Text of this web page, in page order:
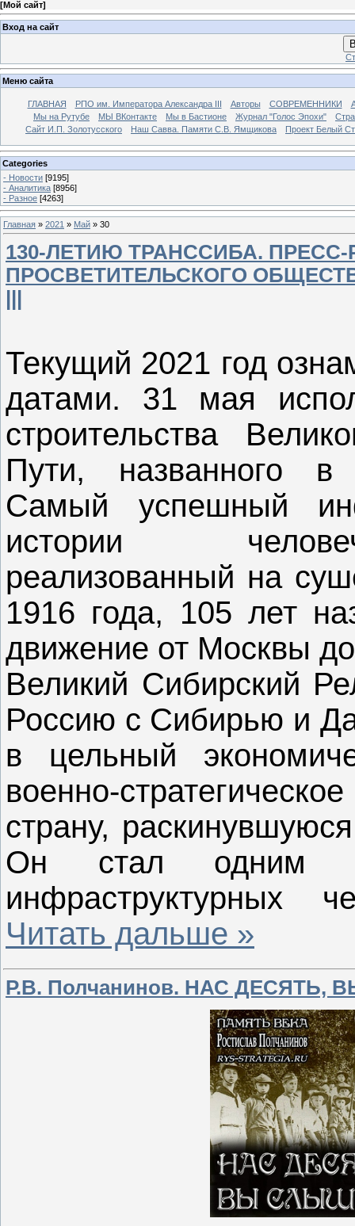
[Мой сайт]
Вход на сайт
Меню сайта
ГЛАВНАЯ РПО им. Императора Александра III Авторы СОВРЕМЕННИКИ
Мы на Рутубе
МЫ ВКонтакте Мы в Бастионе Журнал "Голос Эпохи"
Сайт И.П. Золотусского
Наш Савва. Памяти С.В. Ямщикова Проект Белый
Categories
- Новости [9195]
- Аналитика [8956]
- Разное [4263]
Главная » 2021 » Май » 30
130-ЛЕТИЮ ТРАНССИБА.
ПРОСВЕТИТЕЛЬСКОГО
Текущий 2021 год
датами. 31 мая
строительства
Пути, названного в
Самый успешный
истории
реализованный на
1916 года, 105 лет
движение от Москвы
Великий Сибирский
Россию с Сибирью и
в цельный
военно-
страну,
Он стал одним
инфраструктурных
Читать дальше »
Р.В. Полчанинов. НАС ДЕСЯТЬ,